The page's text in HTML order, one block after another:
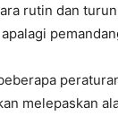
rutin dan
melepaskan